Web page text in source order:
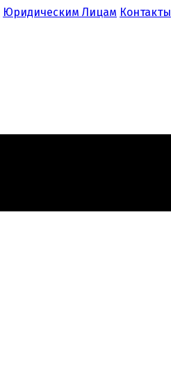
Юридическим Лицам Контакты